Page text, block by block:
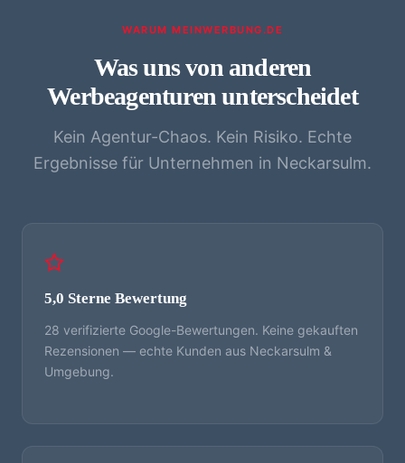
WARUM MEINWERBUNG.DE
Was uns von anderen
Werbeagenturen unterscheidet
Kein Agentur-Chaos. Kein Risiko. Echte
Ergebnisse für Unternehmen in Neckarsulm.
5,0 Sterne Bewertung
28 verifizierte Google-Bewertungen. Keine gekauften
Rezensionen — echte Kunden aus Neckarsulm &
Umgebung.